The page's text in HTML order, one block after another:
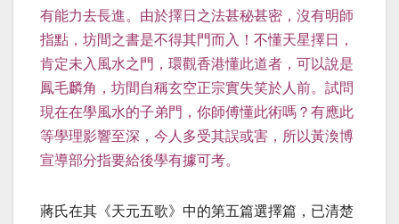
有能力去長進。由於擇日之法甚秘甚密，沒有明師
指點，坊間之書是不得其門而入！不懂天星擇日，
肯定未入風水之門，環觀香港懂此道者，可以說是
鳳毛麟角，坊間自稱玄空正宗實失笑於人前。試問
現在在學風水的子弟門，你師傅懂此術嗎？有應此
等學理影響至深，今人多受其誤或害，所以黃渙博
宣導部分指要給後學有據可考。
蔣氏在其《天元五歌》中的第五篇選擇篇，已清楚